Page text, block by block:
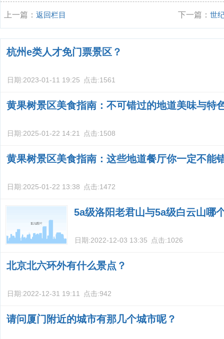
上一篇： 返回栏目 下一篇：世
杭州e类人才免门票景区？
日期:2023-01-11 19:25 点击:1561
黄果树景区美食指南：不可错过的地道美味与特
日期:2025-01-22 14:21 点击:1508
黄果树景区美食指南：这些地道餐厅你一定不能
日期:2025-01-22 13:38 点击:1472
5a级洛阳老君山与5a级白云山哪
日期:2022-12-03 13:35 点击:1026
北京北六环外有什么景点？
日期:2022-12-31 19:11 点击:942
请问厦门附近的城市有那几个城市呢？